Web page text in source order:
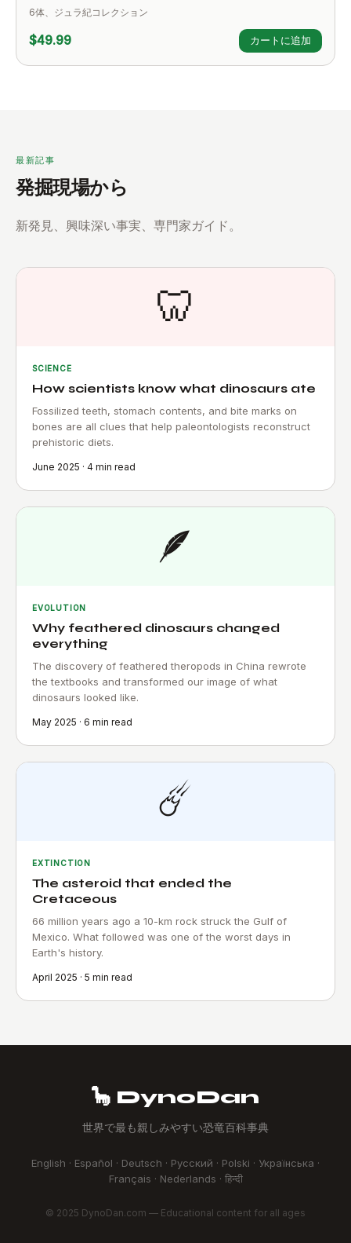
6体、ジュラ紀コレクション
$49.99 カートに追加
最新記事
発掘現場から
新発見、興味深い事実、専門家ガイド。
🦷
SCIENCE
How scientists know what dinosaurs ate
Fossilized teeth, stomach contents, and bite marks on
bones are all clues that help paleontologists reconstruct
prehistoric diets.
June 2025 · 4 min read
🪶
EVOLUTION
Why feathered dinosaurs changed
everything
The discovery of feathered theropods in China rewrote
the textbooks and transformed our image of what
dinosaurs looked like.
May 2025 · 6 min read
☄️
EXTINCTION
The asteroid that ended the
Cretaceous
66 million years ago a 10-km rock struck the Gulf of
Mexico. What followed was one of the worst days in
Earth's history.
April 2025 · 5 min read
🦕 DynoDan
世界で最も親しみやすい恐竜百科事典
English · Español · Deutsch · Русский · Polski · Українська ·
Français · Nederlands · हिन्दी
© 2025 DynoDan.com — Educational content for all ages